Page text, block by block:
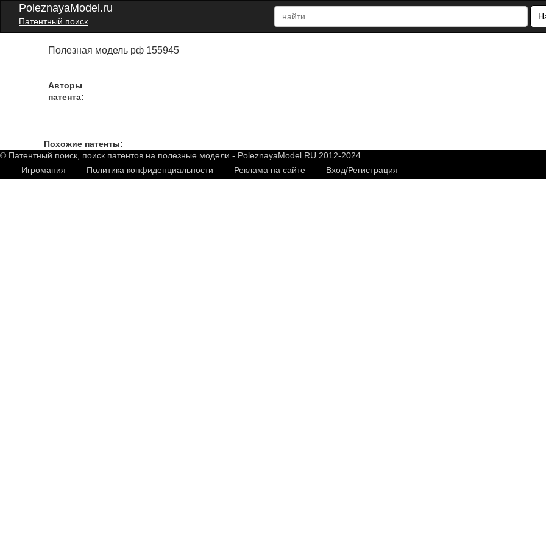
PoleznayaModel.ru
Патентный поиск
Полезная модель рф 155945
Авторы
патента:
Похожие патенты:
© Патентный поиск, поиск патентов на полезные модели - PoleznayaModel.RU 2012-2024
Игромания
Политика конфиденциальности Реклама на сайте Вход/Регистрация